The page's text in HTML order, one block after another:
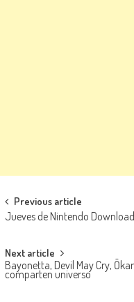
Navegación de
Previous article
Jueves de Nintendo
Next article
Bayonetta, Devil May Cry,
comparten universo